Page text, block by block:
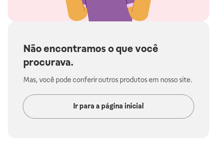
Não encontramos o que você
procurava.
Mas, você pode conferir outros produtos em nosso site.
Ir para a página inicial